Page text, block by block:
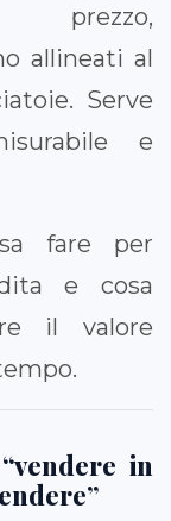
prezzo,
allineati al
Serve
e
fare per
e cosa
il valore
in